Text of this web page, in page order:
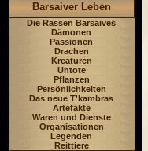
Barsaiver Leben
Die Rassen Barsaives
Dämonen
Passionen
Drachen
Kreaturen
Untote
Pflanzen
Persönlichkeiten
Das neue T'kambras
Artefakte
Waren und Dienste
Organisationen
Legenden
Reittiere